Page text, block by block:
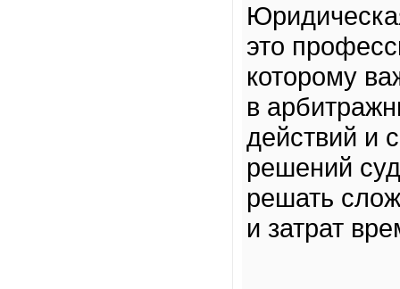
это
которому
в
действий и
решений
решать
и затрат